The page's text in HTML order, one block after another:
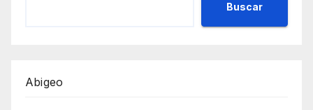
Buscar
Abigeo